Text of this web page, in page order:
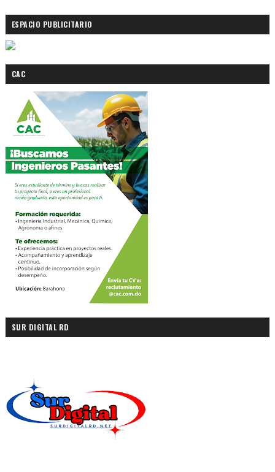
ESPACIO PUBLICITARIO
CAC
SUR DIGITAL RD